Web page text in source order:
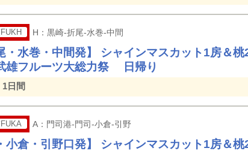
H：黒崎-折尾-水巻-中間
・水巻・中間発】 シャインマスカット1房＆
雄フルーツ大総力祭 日帰り
1日間
A：門司港-門司-小倉-引野
小倉・引野口発】 シャインマスカット1房＆